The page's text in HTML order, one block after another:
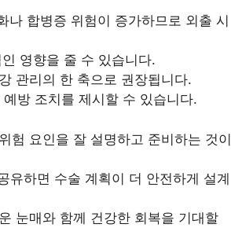
나 합병증 위험이 증가하므로 외출 시
영향을 줄 수 있습니다.
관리의 한 축으로 권장됩니다.
방 조치를 제시할 수 있습니다.
험 요인을 잘 설명하고 준비하는 것이
유하면 수술 계획이 더 안전하게 설계
눈매와 함께 건강한 회복을 기대할